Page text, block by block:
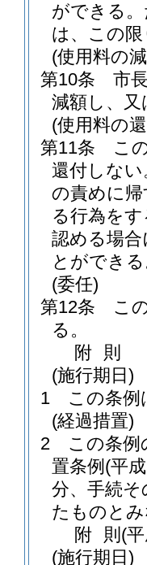
ができる。
は、この
(使用料の
第10条
市
減額し、
(使用料の
第11条
こ
還付しない
の責めに
る行為を
認める場
とができ
(委任)
第12条
こ
る。
附 則
(施行期日)
1
この条例
(経過措置)
2
この条例
置条例 (平
分、手続
たものと
附 則 (
(施行期日)